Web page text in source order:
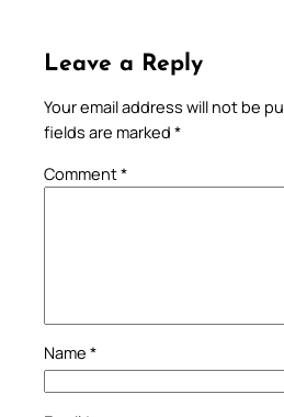
Leave a Reply
Your email address will not be
fields are marked *
Comment*
Name *